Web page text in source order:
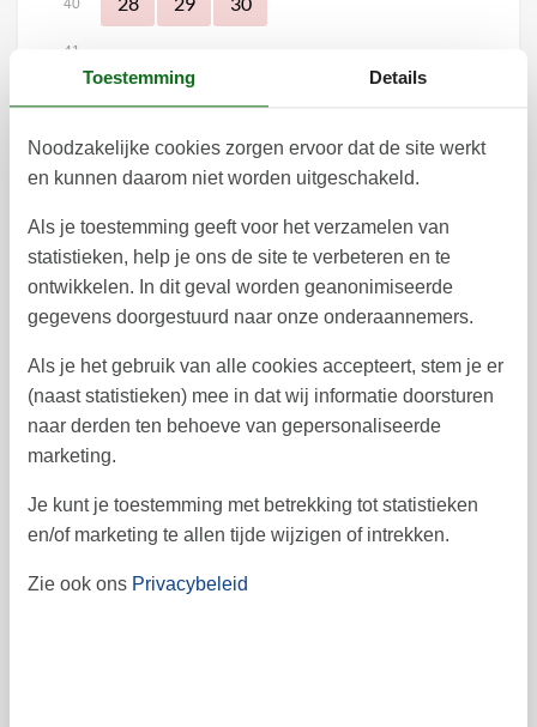
41
40 1 2 3
41 5 6 7 8 9 10
42 12 13 14 15 16 17
43 19 20 21 22 23 24 25
44 26 27 28 29 30 31
Aankomst mogelijk
Prijs
Toestemming Details
Noodzakelijke cookies zorgen ervoor dat de site werkt
en kunnen daarom niet worden uitgeschakeld.
Als je toestemming geeft voor het verzamelen van
statistieken, help je ons de site te verbeteren en te
ontwikkelen. In dit geval worden geanonimiseerde
gegevens doorgestuurd naar onze onderaannemers.
Als je het gebruik van alle cookies accepteert, stem je er
(naast statistieken) mee in dat wij informatie doorsturen
naar derden ten behoeve van gepersonaliseerde
marketing.
Je kunt je toestemming met betrekking tot statistieken
en/of marketing te allen tijde wijzigen of intrekken.
Zie ook ons Privacybeleid